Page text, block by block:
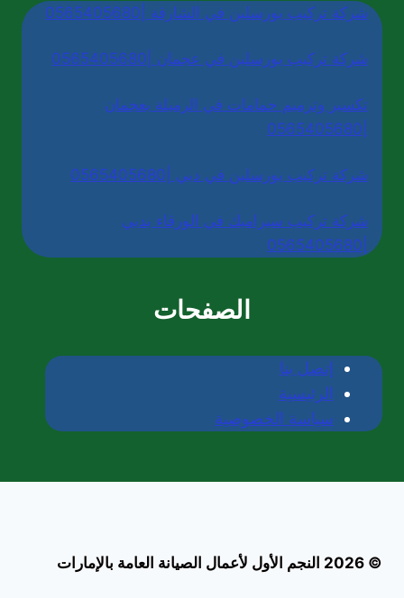
شركة تركيب بورسلين في الشارقة |0565405680
شركة تركيب بورسلين في عجمان |0565405680
تكسير وترميم حمامات في الرميلة بعجمان
شركة تركيب بورسلين في دبي |0565405680
شركة تركيب سيراميك في الورقاء بدبي
الصفحات
إتصل بنا
الرئيسية
سياسة الخصوصية
© 2026 النجم الأول لأعمال الصيانة العامة بالإمارات